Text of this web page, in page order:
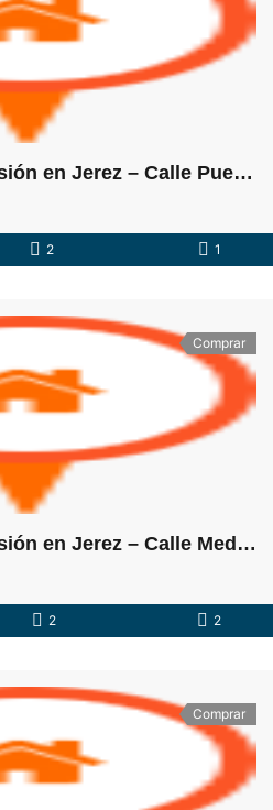
Oportunidad de inversión en Jerez – Calle Puerta del Sol
2 1
Comprar
Oportunidad de inversión en Jerez – Calle Medina
2 2
Comprar